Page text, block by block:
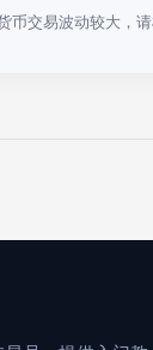
币交易波动较大，